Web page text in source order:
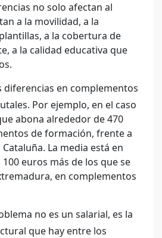
no solo afectan al
a la movilidad, a la
a la cobertura de
a la calidad educativa que
diferencias en complementos
Por ejemplo, en el caso
abona alrededor de 470
de formación, frente a
La media está en
euros más de los que se
en complementos
no es un salarial, es la
que hay entre los